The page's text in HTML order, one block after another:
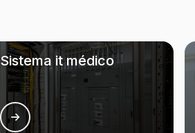
Sistema it médico